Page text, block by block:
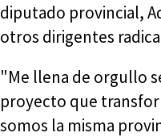
diputado provincial,
otros dirigentes
"Me llena de orgullo
proyecto que
somos la misma